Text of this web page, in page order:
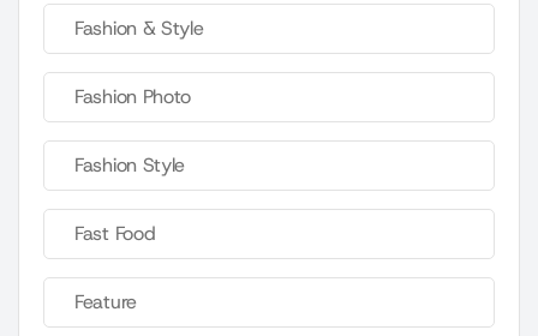
Fashion & Style
Fashion Photo
Fashion Style
Fast Food
Feature